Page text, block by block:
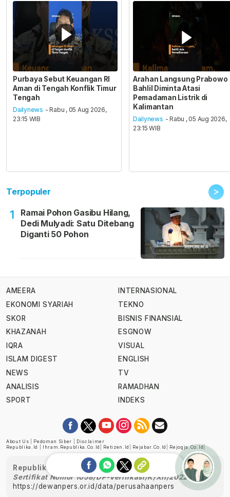
Purbaya Sebut Keuangan RI
Aman di Tengah Konflik Timur
Tengah
Dailynews - Rabu , 05 Aug 2026,
23:15 WIB
Arahan Langsung Prabowo
Bahlil Diminta Atasi
Pemadaman Listrik di
Kalimantan
Dailynews - Rabu , 05 Aug 2026,
23:15 WIB
Terpopuler >
1
Ramai Pohon Gasibu Hilang,
Dedi Mulyadi: Satu Ditebang
Diganti 50 Pohon
AMEERA
EKONOMI SYARIAH
SKOR
KHAZANAH
IQRA
ISLAM DIGEST
NEWS
ANALISIS
SPORT
INTERNASIONAL
TEKNO
BISNIS FINANSIAL
ESGNOW
VISUAL
ENGLISH
TV
RAMADHAN
INDEKS
About Us Pedoman Siber
Disclaimer
Republika.id
Ihram.republika.co.id Retizen.id Rejabar.co.id Rejogja.co.id
Republika telah diverifikasi oleh Dewan Pers
Sertifikat Nomor 1058/DP-Verifikasi/K/XII/2022
https://dewanpers.or.id/data/perusahaanpers
Ask me!